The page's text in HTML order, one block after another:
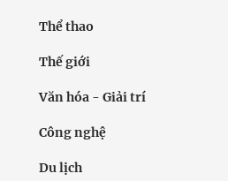
Thể thao
Thế giới
Văn hóa - Giải trí
Công nghệ
Du lịch